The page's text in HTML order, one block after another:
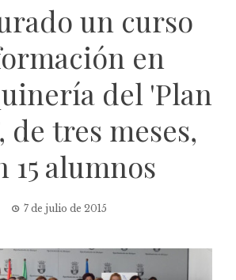
un curso
en
del 'Plan
de tres meses,
15 alumnos
7 de julio de 2015